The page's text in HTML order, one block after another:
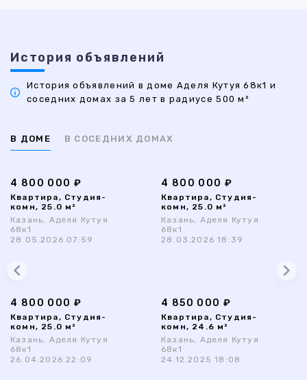
История объявлений
История объявлений в доме Аделя Кутуя 68к1 и
соседних домах за 5 лет в радиусе 500 м²
В ДОМЕ В СОСЕДНИХ ДОМАХ
4 800 000 ₽
Квартира, Студия-
комн, 25.0 м²
Казань, Аделя Кутуя
68к1
28.05.2026 07:59
4 800 000 ₽
Квартира, Студия-
комн, 25.0 м²
Казань, Аделя Кутуя
68к1
28.03.2026 18:39
4 800 000 ₽
Квартира, Студия-
комн, 25.0 м²
Казань, Аделя Кутуя
68к1
26.04.2026 22:09
4 850 000 ₽
Квартира, Студия-
комн, 24.6 м²
Казань, Аделя Кутуя
68к1
24.12.2025 18:08